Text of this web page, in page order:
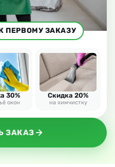
ЗАКАЗ
ПЕРВОМУ ЗАКАЗУ
30%
окон
Скидка 20%
на химчистку